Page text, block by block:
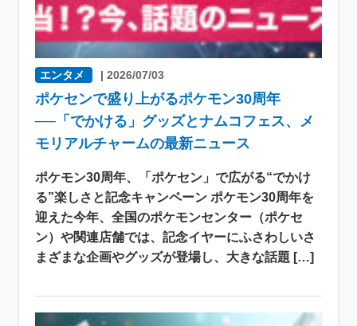
エンタメ |2026/07/03
ポケセンで盛り上がるポケモン30周年
──「でかける」グッズとナムコフェス、メ
モリアルチャームの最新ニュース
ポケモン30周年、「ポケセン」で広がる“でかけ
る”楽しさと記念キャンペーン ポケモン30周年を
迎えた今年、全国のポケモンセンター（ポケセ
ン）や関連店舗では、記念イヤーにふさわしいさ
まざまな企画やグッズが登場し、大きな話題 […]